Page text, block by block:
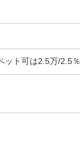
ット可は2.5万/2.5％